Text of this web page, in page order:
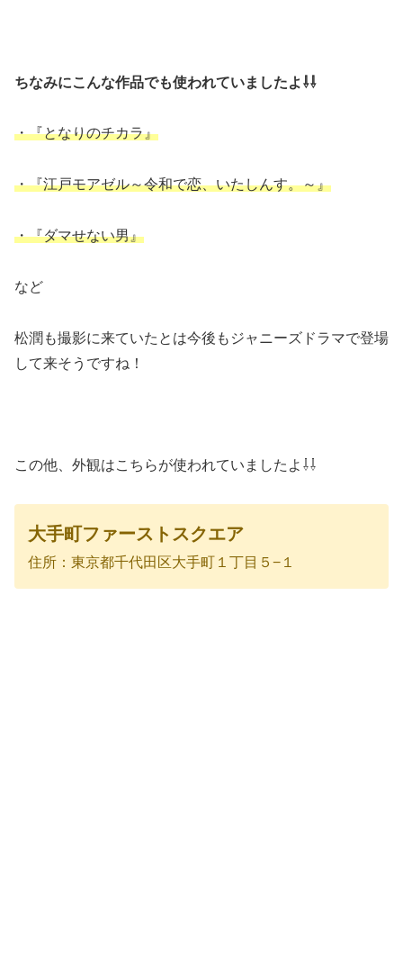
ちなみにこんな作品でも使われていましたよ⇩⇩
・『となりのチカラ』
・『江戸モアゼル～令和で恋、いたしんす。～』
・『ダマせない男』
など
松潤も撮影に来ていたとは今後もジャニーズドラマで登場
して来そうですね！
この他、外観はこちらが使われていましたよ⇩⇩
大手町ファーストスクエア
住所：東京都千代田区大手町１丁目５−１